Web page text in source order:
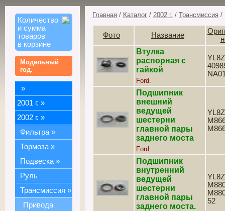
Ford Maverick/Escape
Tribute Ford Kuga/Escape
Количество
и сумма
товаров
в корзине
Модельный
год.
»
2001 г. »
2002 г. »
Фильтра »
Тормоза »
Подвеска »
Руль
Трансмиссия »
Привода
Главная / Каталог / 2002 г. / Трансмиссия /
Фото Название
Втулка
распорная с
гайкой
Ford.
Подшипник
внешний
ведущей
шестерни
главной пары
заднего моста
Ford.
Подшипник
внутренний
ведущей
шестерни
главной пары
заднего моста.
52